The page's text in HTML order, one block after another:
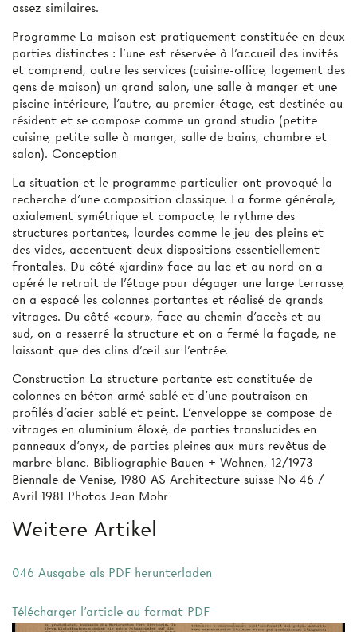
assez similaires.
Programme La maison est pratiquement constituée en deux
parties distinctes : l’une est réservée à l’accueil des invités
et comprend, outre les services (cuisine-office, logement des
gens de maison) un grand salon, une salle à manger et une
piscine intérieure, l’autre, au premier étage, est destinée au
résident et se compose comme un grand studio (petite
cuisine, petite salle à manger, salle de bains, chambre et
salon). Conception
La situation et le programme particulier ont provoqué la
recherche d’une composition classique. La forme générale,
axialement symétrique et compacte, le rythme des
structures portantes, lourdes comme le jeu des pleins et
des vides, accentuent deux dispositions essentiellement
frontales. Du côté «jardin» face au lac et au nord on a
opéré le retrait de l’étage pour dégager une large terrasse,
on a espacé les colonnes portantes et réalisé de grands
vitrages. Du côté «cour», face au chemin d’accès et au
sud, on a resserré la structure et on a fermé la façade, ne
laissant que des clins d’œil sur l’entrée.
Construction La structure portante est constituée de
colonnes en béton armé sablé et d’une poutraison en
profilés d'acier sablé et peint. L’enveloppe se compose de
vitrages en aluminium éloxé, de parties translucides en
panneaux d'onyx, de parties pleines aux murs revêtus de
marbre blanc. Bibliographie Bauen + Wohnen, 12/1973
Biennale de Venise, 1980 AS Architecture suisse No 46 /
Avril 1981 Photos Jean Mohr
Weitere Artikel
046 Ausgabe als PDF herunterladen
Télécharger l'article au format PDF